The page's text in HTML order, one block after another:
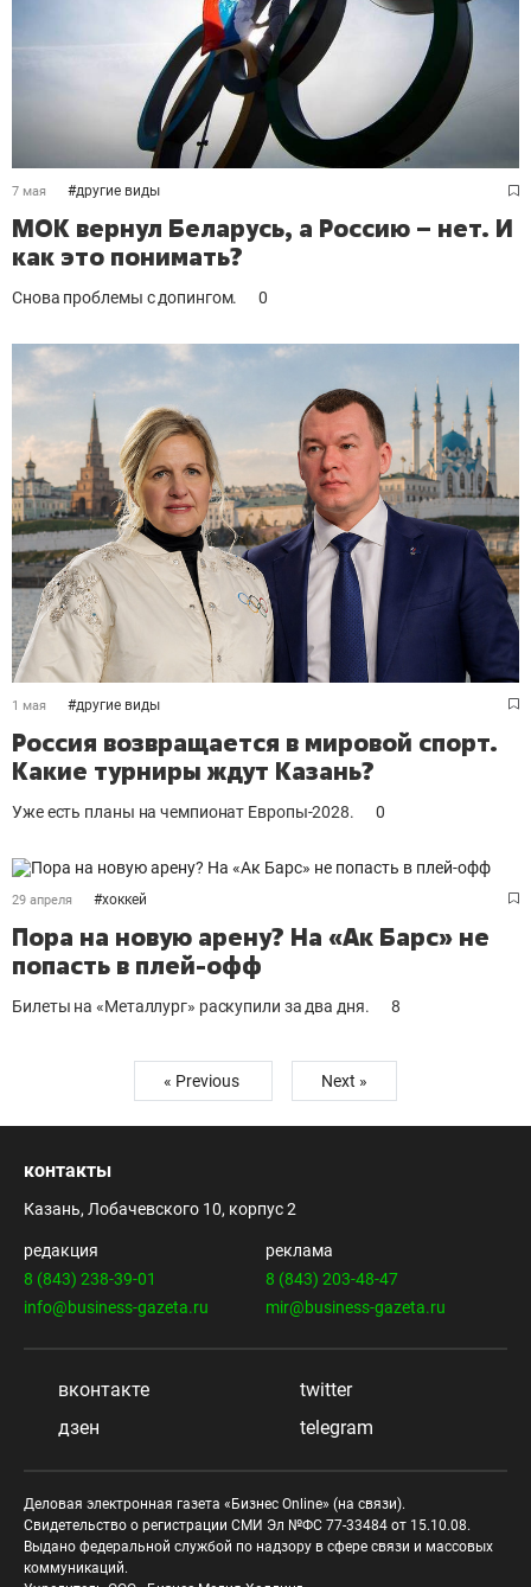
7 мая #другие виды
МОК вернул Беларусь, а Россию – нет. И
как это понимать?
Снова проблемы с допингом. 0
1 мая #другие виды
Россия возвращается в мировой спорт.
Какие турниры ждут Казань?
Уже есть планы на чемпионат Европы-2028. 0
29 апреля #хоккей
Пора на новую арену? На «Ак Барс» не
попасть в плей-офф
Билеты на «Металлург» раскупили за два дня. 8
« Previous Next »
контакты
Казань, Лобачевского 10, корпус 2
редакция
8 (843) 238-39-01
info@business-gazeta.ru
реклама
8 (843) 203-48-47
mir@business-gazeta.ru
вконтакте
twitter
дзен
telegram
Деловая электронная газета «Бизнес Online» (на связи).
Свидетельство о регистрации СМИ Эл №ФС 77-33484 от 15.10.08.
Выдано федеральной службой по надзору в сфере связи и массовых
коммуникаций.